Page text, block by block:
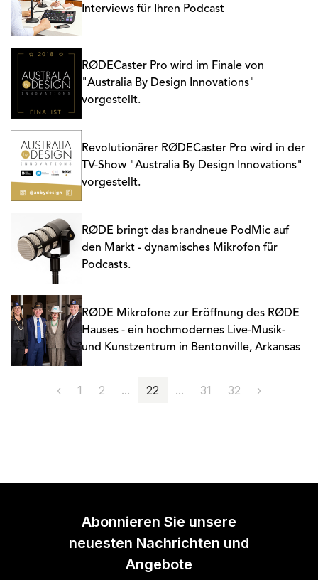
Interviews für Ihren Podcast
RØDECaster Pro wird im Finale von
"Australia By Design Innovations"
vorgestellt.
Revolutionärer RØDECaster Pro wird in der
TV-Show "Australia By Design Innovations"
vorgestellt.
RØDE bringt das brandneue PodMic auf
den Markt - dynamisches Mikrofon für
Podcasts.
RØDE Mikrofone zur Eröffnung des RØDE
Hauses - ein hochmodernes Live-Musik-
und Kunstzentrum in Bentonville, Arkansas
‹ 1 2 ... 22 ... 31 32 ›
Abonnieren Sie unsere
neuesten Nachrichten und
Angebote